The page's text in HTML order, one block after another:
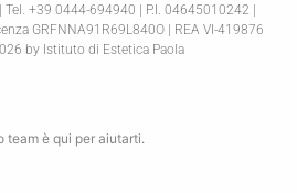
+39 0444-694940 | P.I. 04645010242 |
GRFNNA91R69L840O | REA VI-419876
by Istituto di Estetica Paola
team è qui per aiutarti.